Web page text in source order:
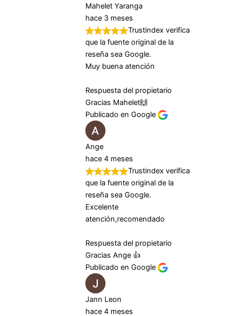
Trustindex verifica
que la fuente original de la
reseña sea Google.
Muy buena atención
Respuesta del propietario
Gracias Mahelet🙌
Publicado en Google
Trustindex verifica
que la fuente original de la
reseña sea Google.
atención,recomendado
Respuesta del propietario
Publicado en Google